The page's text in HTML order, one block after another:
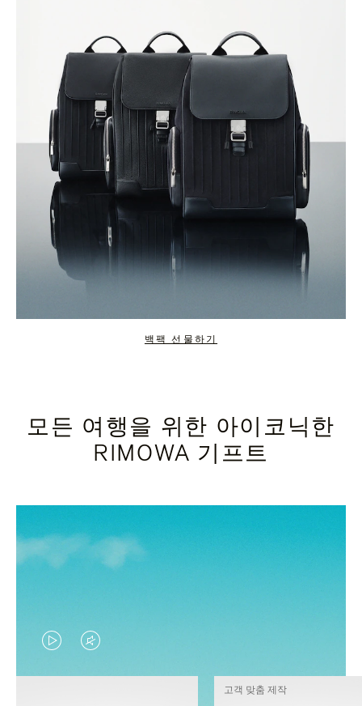
백팩 선물하기
모든 여행을 위한 아이코닉한
RIMOWA 기프트
VIDEO
IS
VIDEO
IS
고객 맞춤 제작